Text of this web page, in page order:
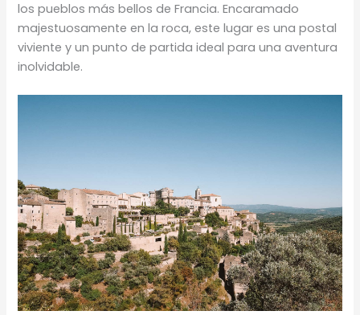
los pueblos más bellos de Francia. Encaramado
majestuosamente en la roca, este lugar es una postal
viviente y un punto de partida ideal para una aventura
inolvidable.